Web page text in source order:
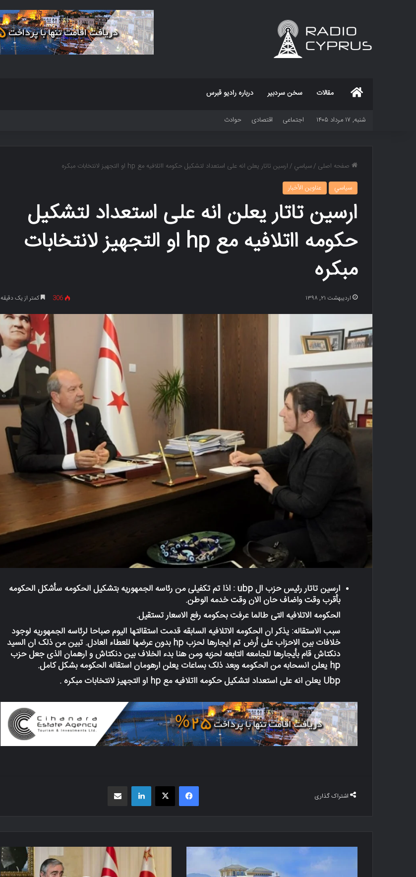
مقالات سخن سردبیر درباره رادیو قبرس
شنبه, ۱۷ مرداد ۱۴۰۵ اجتماعی اقتصادی حوادث
صفحه اصلی /سياسي /ارسین تاتار یعلن انه على استعداد لتشکیل حکومه ااتلافیه مع hp او التجهیز لانتخابات مبکره
سياسي
عناوين الأخبار
ارسین تاتار یعلن انه على استعداد لتشکیل
حکومه ااتلافیه مع hp او التجهیز لانتخابات
مبکره
اردیبهشت ۲۱, ۱۳۹۸ 306 کمتر از یک دقیقه
ارسین تاتار رئیس حزب ال ubp : اذا تم تکفیلی من رئاسه الجمهوریه بتشکیل الحکومه سأشکل الحکومه
بأقرب وقت واضاف حان الان وقت خدمه الوطن.
الحکومه الاتلافیه التی طالما عرفت بحکومه رفع الاسعار تستقیل.
سبب الاستقاله: یذکر ان الحکومه الاتلافیه السابقه قدمت استقالتها الیوم صباحا لرئاسه الجمهوریه لوجود
خلافات بین الاحزاب على أرض تم ایجارها لحزب hp بدون عرضها للعطاء العادل. تبین من ذلک ان السید
دنکتاش قام بأیجارها للجامعه التابعه لحزبه ومن هنا بدء الخلاف بین دنکتاش و ارهمان الذی جعل حزب
hp یعلن انسحابه من الحکومه وبعد ذلک بساعات یعلن ارهومان استقاله الحکومه بشکل کامل.
Ubp یعلن انه على استعداد لتشکیل حکومه ااتلافیه مع hp او التجهیز لانتخابات مبکره .
اشتراک گذاری
فیسبوک X